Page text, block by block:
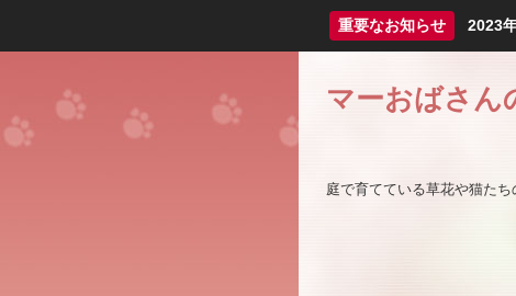
重要なお知らせ 2023
マーおばさん
庭で育てている草花や猫たち